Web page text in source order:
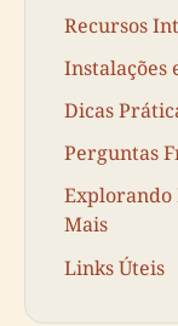
Recursos
Instalações
Dicas
Perguntas
Explorando
Mais
Links Úteis